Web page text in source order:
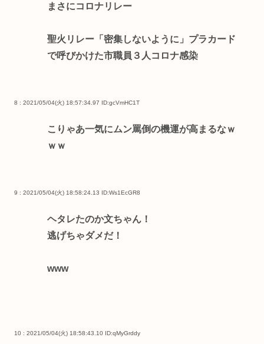
まさにコロナリレー
聖火リレー「密集しないように」プラカード
で呼びかけた市職員３人コロナ感染
8 : 2021/05/04(火) 18:57:34.97 ID:gcVmHC1T
こりゃあ一気にムン罵倒の機運が高まるなｗ
ｗｗ
9 : 2021/05/04(火) 18:58:24.13 ID:Ws1EcGR8
ヘタレたのか文ちゃん！
逃げちゃダメだ！
www
10 : 2021/05/04(火) 18:58:43.10 ID:qMyGrddy